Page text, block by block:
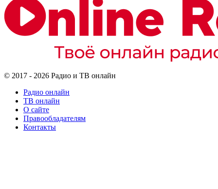
© 2017 - 2026 Радио и ТВ онлайн
Радио онлайн
ТВ онлайн
О сайте
Правообладателям
Контакты